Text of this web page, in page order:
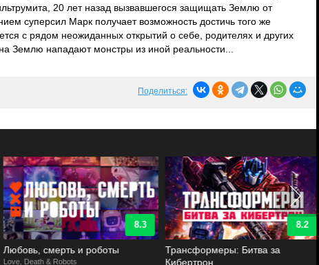
20 лет назад вызвавшегося защищать Землю от
суперсил Марк получает возможность достичь того же
с рядом неожиданных открытий о себе, родителях и других
Землю нападают монстры из иной реальности...
Поделиться:
8.3
Любовь, смерть и роботы
Love, Death & Robots
8.2
Трансформеры: Битва за
Кибертрон